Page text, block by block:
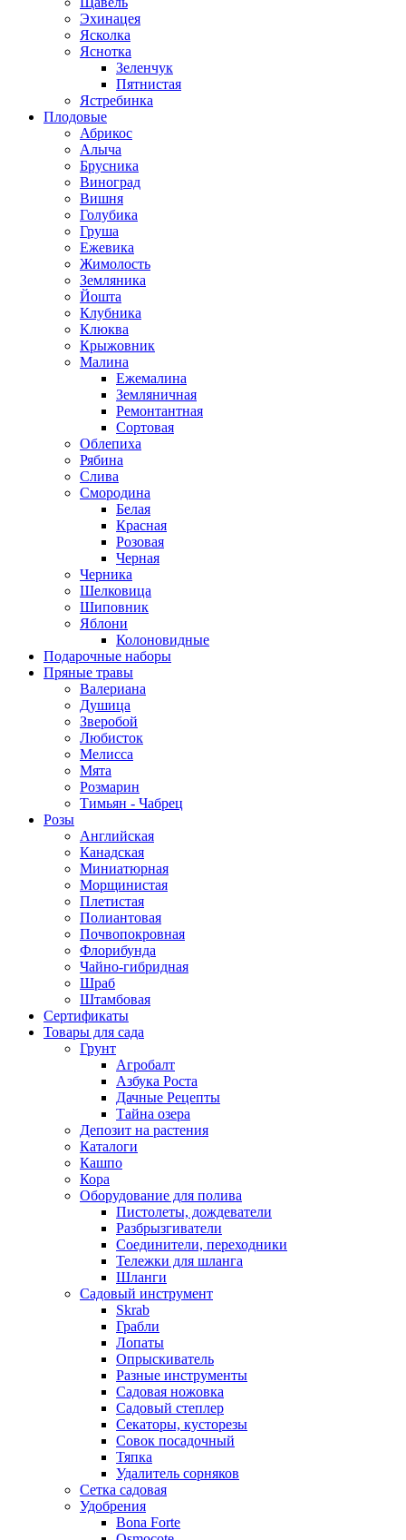
Эхинацея
Ясколка
Яснотка
Зеленчук
Пятнистая
Ястребинка
Плодовые
Абрикос
Алыча
Брусника
Виноград
Вишня
Голубика
Груша
Ежевика
Жимолость
Земляника
Йошта
Клубника
Клюква
Крыжовник
Малина
Ежемалина
Земляничная
Ремонтантная
Сортовая
Облепиха
Рябина
Слива
Смородина
Белая
Красная
Розовая
Черная
Черника
Шелковица
Шиповник
Яблони
Колоновидные
Подарочные наборы
Пряные травы
Валериана
Душица
Зверобой
Любисток
Мелисса
Мята
Розмарин
Тимьян - Чабрец
Розы
Английская
Канадская
Миниатюрная
Морщинистая
Плетистая
Полиантовая
Почвопокровная
Флорибунда
Чайно-гибридная
Шраб
Штамбовая
Сертификаты
Товары для сада
Грунт
Агробалт
Азбука Роста
Дачные Рецепты
Тайна озера
Депозит на растения
Каталоги
Кашпо
Кора
Оборудование для полива
Пистолеты, дождеватели
Разбрызгиватели
Соединители, переходники
Тележки для шланга
Шланги
Садовый инструмент
Skrab
Грабли
Лопаты
Опрыскиватель
Разные инструменты
Садовая ножовка
Садовый степлер
Секаторы, кусторезы
Совок посадочный
Тяпка
Удалитель сорняков
Сетка садовая
Удобрения
Bona Forte